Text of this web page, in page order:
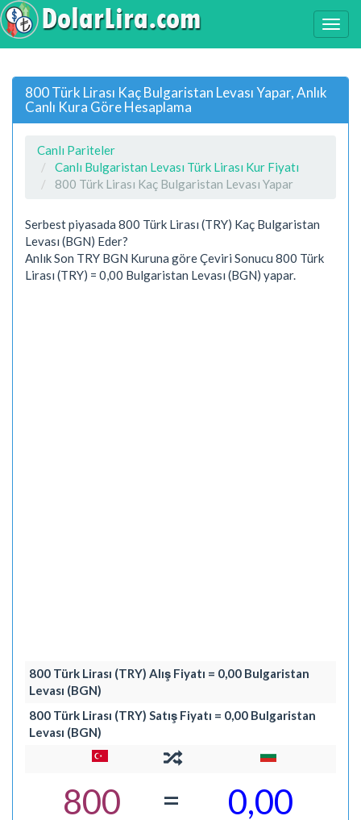
800 Türk Lirası Kaç Bulgaristan Levası Yapar, Anlık
Canlı Kura Göre Hesaplama
Canlı Pariteler
Canlı Bulgaristan Levası Türk Lirası Kur Fiyatı
800 Türk Lirası Kaç Bulgaristan Levası Yapar
Serbest piyasada 800 Türk Lirası (TRY) Kaç Bulgaristan
Levası (BGN) Eder?
Anlık Son TRY BGN Kuruna göre Çeviri Sonucu 800 Türk
Lirası (TRY) = 0,00 Bulgaristan Levası (BGN) yapar.
800 Türk Lirası (TRY) Alış Fiyatı = 0,00 Bulgaristan
Levası (BGN)
800 Türk Lirası (TRY) Satış Fiyatı = 0,00 Bulgaristan
Levası (BGN)
800
=
0,00